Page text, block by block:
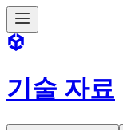
기술 자료